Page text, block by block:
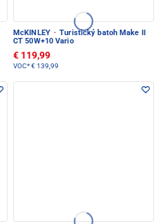
McKINLEY · Turistický batoh Make II
CT 50W+10 Vario
€ 119,99
VOC*€ 139,99